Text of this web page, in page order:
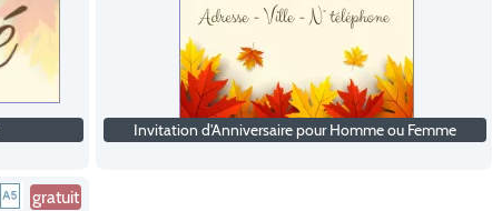
Invitation d'Anniversaire pour Homme ou Femme
gratuit